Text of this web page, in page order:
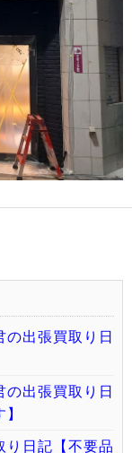
の出張買取り日
の出張買取り日
り日記【不要品